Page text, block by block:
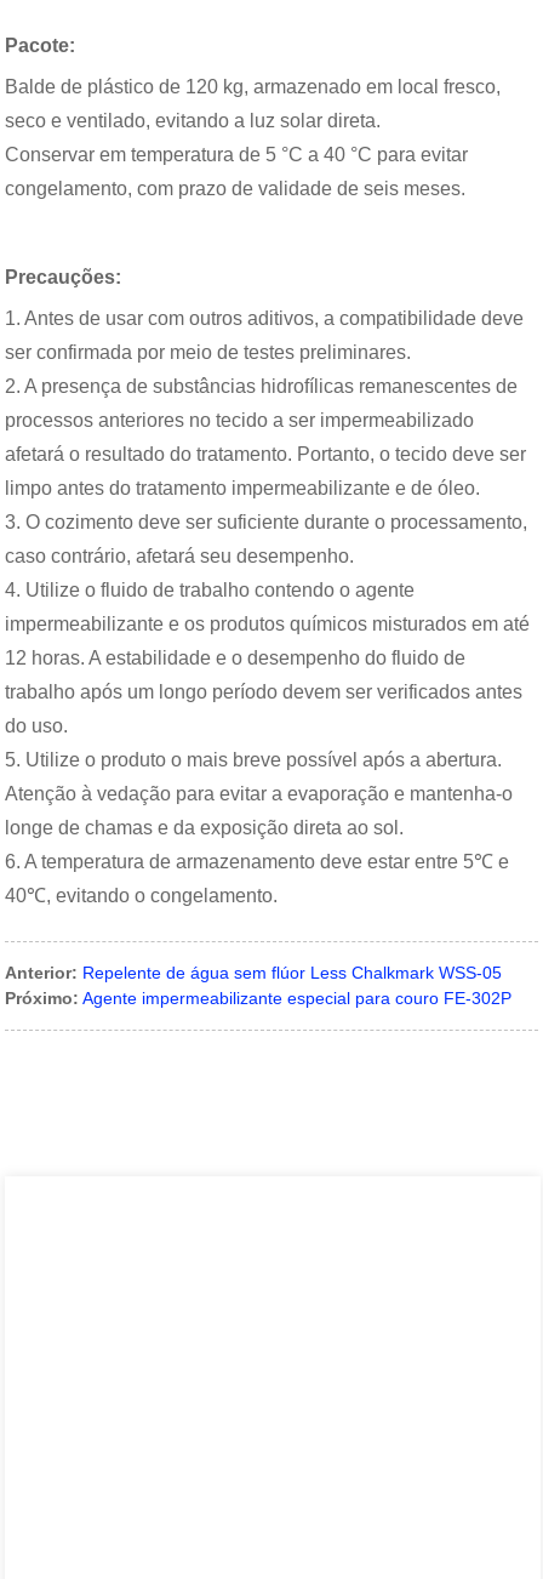
Pacote:
Balde de plástico de 120 kg, armazenado em local fresco,
seco e ventilado, evitando a luz solar direta.
Conservar em temperatura de 5 °C a 40 °C para evitar
congelamento, com prazo de validade de seis meses.
Precauções:
1. Antes de usar com outros aditivos, a compatibilidade deve
ser confirmada por meio de testes preliminares.
2. A presença de substâncias hidrofílicas remanescentes de
processos anteriores no tecido a ser impermeabilizado
afetará o resultado do tratamento. Portanto, o tecido deve ser
limpo antes do tratamento impermeabilizante e de óleo.
3. O cozimento deve ser suficiente durante o processamento,
caso contrário, afetará seu desempenho.
4. Utilize o fluido de trabalho contendo o agente
impermeabilizante e os produtos químicos misturados em até
12 horas. A estabilidade e o desempenho do fluido de
trabalho após um longo período devem ser verificados antes
do uso.
5. Utilize o produto o mais breve possível após a abertura.
Atenção à vedação para evitar a evaporação e mantenha-o
longe de chamas e da exposição direta ao sol.
6. A temperatura de armazenamento deve estar entre 5℃ e
40℃, evitando o congelamento.
Anterior: Repelente de água sem flúor Less Chalkmark WSS-05
Próximo: Agente impermeabilizante especial para couro FE-302P